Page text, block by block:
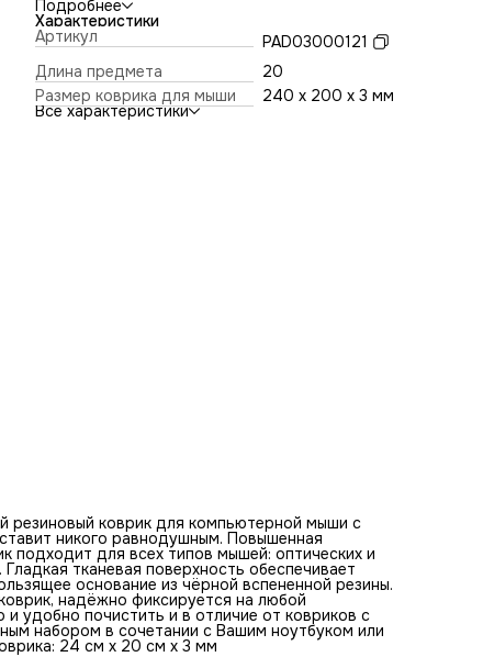
оставит никого равнодушным. Повышенная
и лучшее соотношение цена/качество. Коврик подходит
всех типов мышей: оптических и лазерных с любой
чувствительностью и любым типом сенсора. Гладкая
тканевая поверхность обеспечивает полный контроль над
движениями компьютерной мышки. Нескользящее
из чёрной вспененной резины. Не очень большой и не
маленький, идеального размера коврик, надёжно
Подробнее
Характеристики
Артикул
PAD03000121
Длина предмета
20
Размер коврика для мыши
240 x 200 x 3 мм
Все характеристики
резиновый коврик для компьютерной мыши с
никого равнодушным. Повышенная
подходит для всех типов мышей: оптических и
тканевая поверхность обеспечивает
основание из чёрной вспененной резины.
надёжно фиксируется на любой
удобно почистить и в отличие от ковриков с
набором в сочетании с Вашим ноутбуком или
24 см x 20 см x 3 мм